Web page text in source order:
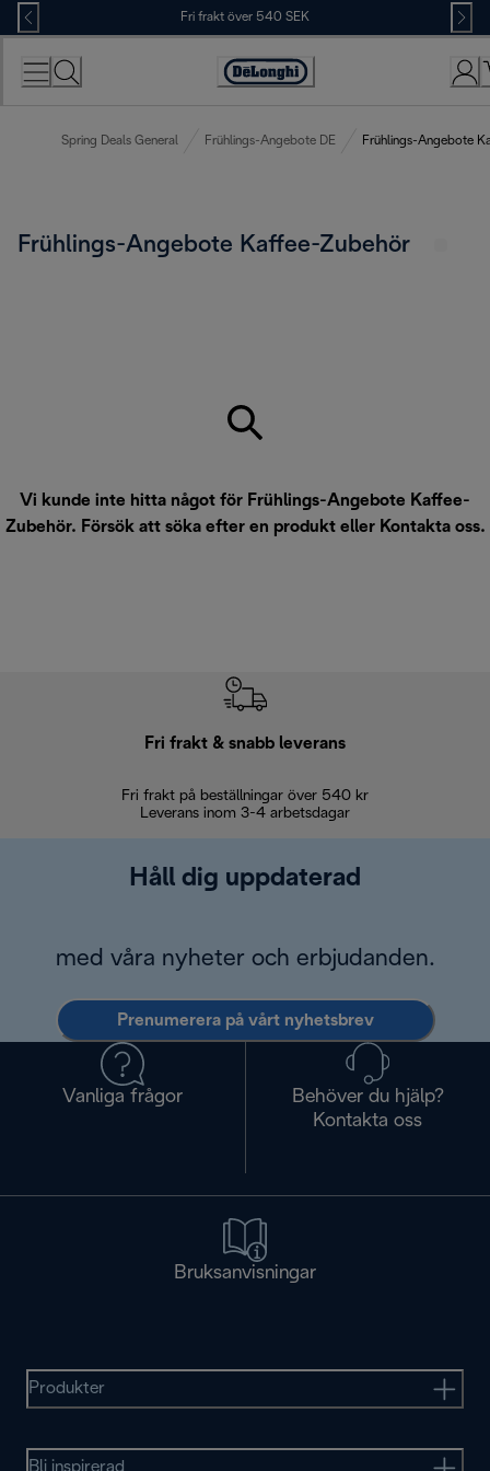
Skip
to
Content
Fri frakt över 540 SEK
Accessibility
Spring Deals General Frühlings-Angebote DE Frühlings-Angebote
Frühlings-Angebote Kaffee-Zubehör
Vi kunde inte hitta något för Frühlings-Angebote Kaffee-
Zubehör. Försök att söka efter en produkt eller Kontakta oss.
Fri frakt & snabb leverans
Fri frakt på beställningar över 540 kr
Leverans inom 3-4 arbetsdagar
Håll dig uppdaterad
med våra nyheter och erbjudanden.
Prenumerera på vårt nyhetsbrev
Vanliga frågor
Behöver du hjälp?
Kontakta oss
Bruksanvisningar
Produkter
Bli inspirerad